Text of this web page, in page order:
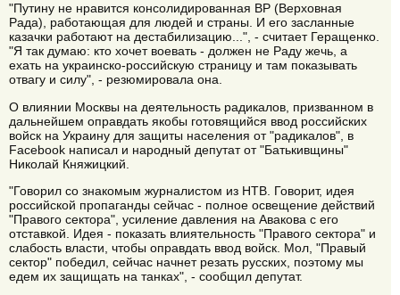
"Путину не нравится консолидированная ВР (Верховная
Рада), работающая для людей и страны. И его засланные
казачки работают на дестабилизацию...", - считает Геращенко.
"Я так думаю: кто хочет воевать - должен не Раду жечь, а
ехать на украинско-российскую страницу и там показывать
отвагу и силу", - резюмировала она.
О влиянии Москвы на деятельность радикалов, призванном в
дальнейшем оправдать якобы готовящийся ввод российских
войск на Украину для защиты населения от "радикалов", в
Facebook написал и народный депутат от "Батькивщины"
Николай Княжицкий.
"Говорил со знакомым журналистом из НТВ. Говорит, идея
российской пропаганды сейчас - полное освещение действий
"Правого сектора", усиление давления на Авакова с его
отставкой. Идея - показать влиятельность "Правого сектора" и
слабость власти, чтобы оправдать ввод войск. Мол, "Правый
сектор" победил, сейчас начнет резать русских, поэтому мы
едем их защищать на танках", - сообщил депутат.